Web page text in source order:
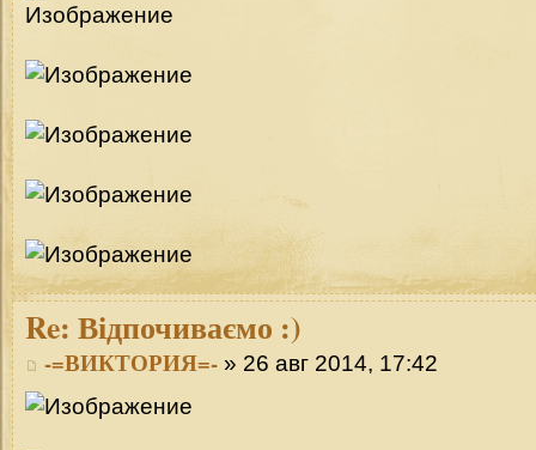
Re: Відпочиваємо :)
-=ВИКТОРИЯ=- » 26 авг 2014, 17:42